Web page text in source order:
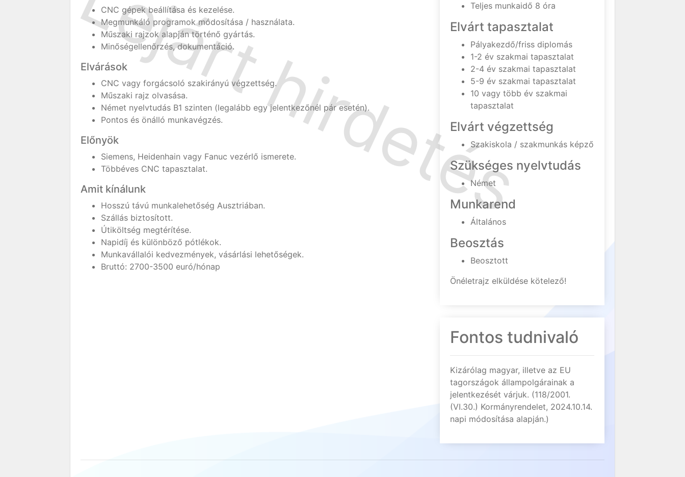
CNC gépek beállítása és kezelése.
Megmunkáló programok módosítása / használata.
Műszaki rajzok alapján történő gyártás.
Minőségellenőrzés, dokumentáció.
Elvárások
CNC vagy forgácsoló szakirányú végzettség.
Műszaki rajz olvasása.
Német nyelvtudás B1 szinten (legalább egy jelentkezőnél pár esetén).
Pontos és önálló munkavégzés.
Előnyök
Siemens, Heidenhain vagy Fanuc vezérlő ismerete.
Többéves CNC tapasztalat.
Amit kínálunk
Hosszú távú munkalehetőség Ausztriában.
Szállás biztosított.
Útiköltség megtérítése.
Napidíj és különböző pótlékok.
Munkavállalói kedvezmények, vásárlási lehetőségek.
Bruttó: 2700-3500 euró/hónap
Teljes munkaidő 8 óra
Elvárt tapasztalat
Pályakezdő/friss diplomás
1-2 év szakmai tapasztalat
2-4 év szakmai tapasztalat
5-9 év szakmai tapasztalat
10 vagy több év szakmai
tapasztalat
Elvárt végzettség
Szakiskola / szakmunkás képző
Szükséges nyelvtudás
Német
Munkarend
Általános
Beosztás
Beosztott
Önéletrajz elküldése kötelező!
Fontos tudnivaló
Kizárólag magyar, illetve az EU
tagországok állampolgárainak a
jelentkezését várjuk. (118/2001.
(VI.30.) Kormányrendelet, 2024.10.14.
napi módosítása alapján.)